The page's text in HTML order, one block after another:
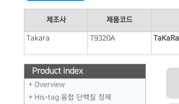
제조사 제품코드
Takara T9320A
Product index
Overview
His-tag 융합 단백질 정제